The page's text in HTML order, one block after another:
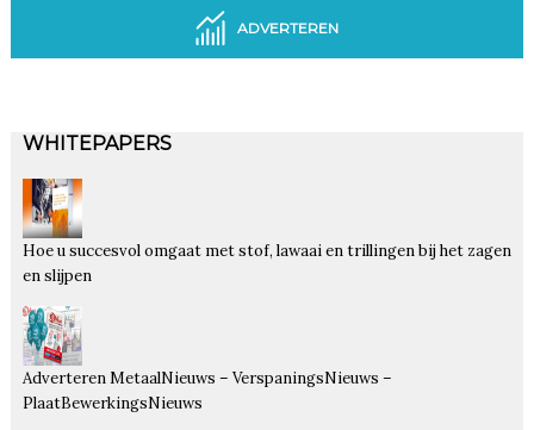
ADVERTEREN
WHITEPAPERS
Hoe u succesvol omgaat met stof, lawaai en trillingen bij het zagen
en slijpen
Adverteren MetaalNieuws – VerspaningsNieuws –
PlaatBewerkingsNieuws